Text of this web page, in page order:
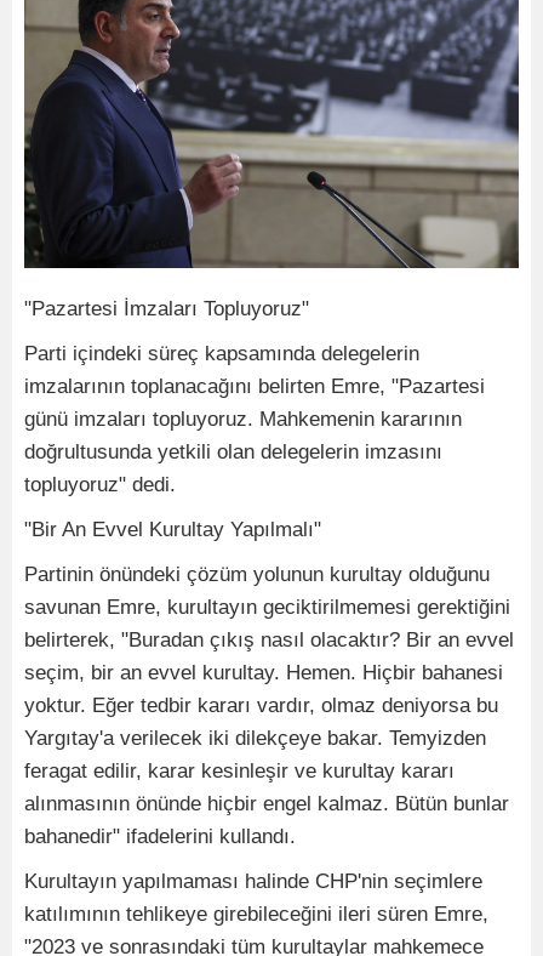
"Pazartesi İmzaları Topluyoruz"
Parti içindeki süreç kapsamında delegelerin
imzalarının toplanacağını belirten Emre, "Pazartesi
günü imzaları topluyoruz. Mahkemenin kararının
doğrultusunda yetkili olan delegelerin imzasını
topluyoruz" dedi.
"Bir An Evvel Kurultay Yapılmalı"
Partinin önündeki çözüm yolunun kurultay olduğunu
savunan Emre, kurultayın geciktirilmemesi gerektiğini
belirterek, "Buradan çıkış nasıl olacaktır? Bir an evvel
seçim, bir an evvel kurultay. Hemen. Hiçbir bahanesi
yoktur. Eğer tedbir kararı vardır, olmaz deniyorsa bu
Yargıtay'a verilecek iki dilekçeye bakar. Temyizden
feragat edilir, karar kesinleşir ve kurultay kararı
alınmasının önünde hiçbir engel kalmaz. Bütün bunlar
bahanedir" ifadelerini kullandı.
Kurultayın yapılmaması halinde CHP'nin seçimlere
katılımının tehlikeye girebileceğini ileri süren Emre,
"2023 ve sonrasındaki tüm kurultaylar mahkemece